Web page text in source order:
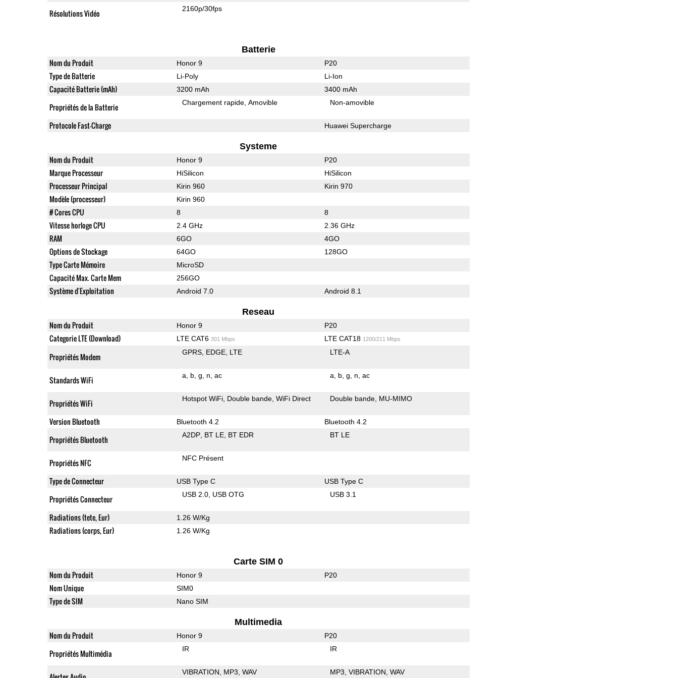
Résolutions Vidéo 2160p/30fps
Batterie
Nom du Produit Honor 9 P20
Type de Batterie Li-Poly Li-Ion
Capacité Batterie (mAh) 3200 mAh 3400 mAh
Propriétés de la Batterie Chargement rapide Amovible Non-amovible
Protocole Fast-Charge Huawei Supercharge
Systeme
Nom du Produit Honor 9 P20
Marque Processeur HiSilicon HiSilicon
Processeur Principal Kirin 960 Kirin 970
Modèle (processeur) Kirin 960
# Cores CPU 8 8
Vitesse horloge CPU 2.4 GHz 2.36 GHz
RAM 6GO 4GO
Options de Stockage 64GO 128GO
Type Carte Mémoire MicroSD
Capacité Max. Carte Mem 256GO
Système d'Exploitation Android 7.0 Android 8.1
Reseau
Nom du Produit Honor 9 P20
Categorie LTE (Download) LTE CAT6 301 Mbps LTE CAT18 1200/211 Mbps
Propriétés Modem GPRS EDGE LTE LTE-A
Standards WiFi a b g n ac a b g n ac
Propriétés WiFi Hotspot WiFi Double bande WiFi Direct Double bande MU-MIMO
Version Bluetooth Bluetooth 4.2 Bluetooth 4.2
Propriétés Bluetooth A2DP BT LE BT EDR BT LE
Propriétés NFC NFC Présent
Type de Connecteur USB Type C USB Type C
Propriétés Connecteur USB 2.0 USB OTG USB 3.1
Radiations (tete, Eur) 1.26 W/Kg
Radiations (corps, Eur) 1.26 W/Kg
Carte SIM 0
Nom du Produit Honor 9 P20
Nom Unique SIM0
Type de SIM Nano SIM
Multimedia
Nom du Produit Honor 9 P20
Propriétés Multimédia IR IR
VIBRATION MP3 WAV MP3 VIBRATION WAV